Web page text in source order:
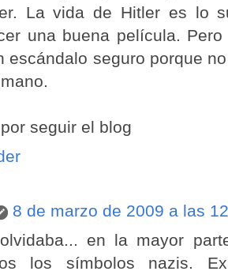
La vida de Hitler es lo
una buena película.
escándalo seguro porque
seguir el blog
8 de marzo de 2009 a las
en la mayor
los símbolos nazis.